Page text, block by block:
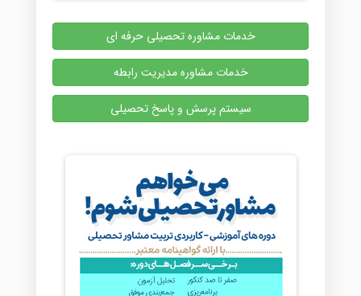
خدمات مشاوره تحصیلی حرفه ای
خدمات مشاوره مدیریت رابطه
سیستم پرسش و پاسخ تحصیلی